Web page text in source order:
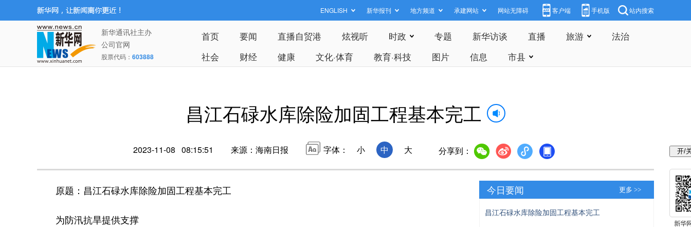
ENGLISH 新华报刊 地方频道 承建网站 网站无障碍 客户端 手机版 站内搜索
新华通讯社主办
公司官网
股票代码： 603888
首页 要闻 直播自贸港 炫视听 时政 专题 新华访谈 直播 旅游
法治
社会
财经 健康 文化·体育 教育·科技 图片 信息 市县
昌江石碌水库除险加固工程基本完工
2023-11-08 08:15:51 来源：海南日报 字体： 小 中 大 分享到：
原题：昌江石碌水库除险加固工程基本完工
为防汛抗旱提供支撑
今日要闻 更多 >>
昌江石碌水库除险加固工程基本完工